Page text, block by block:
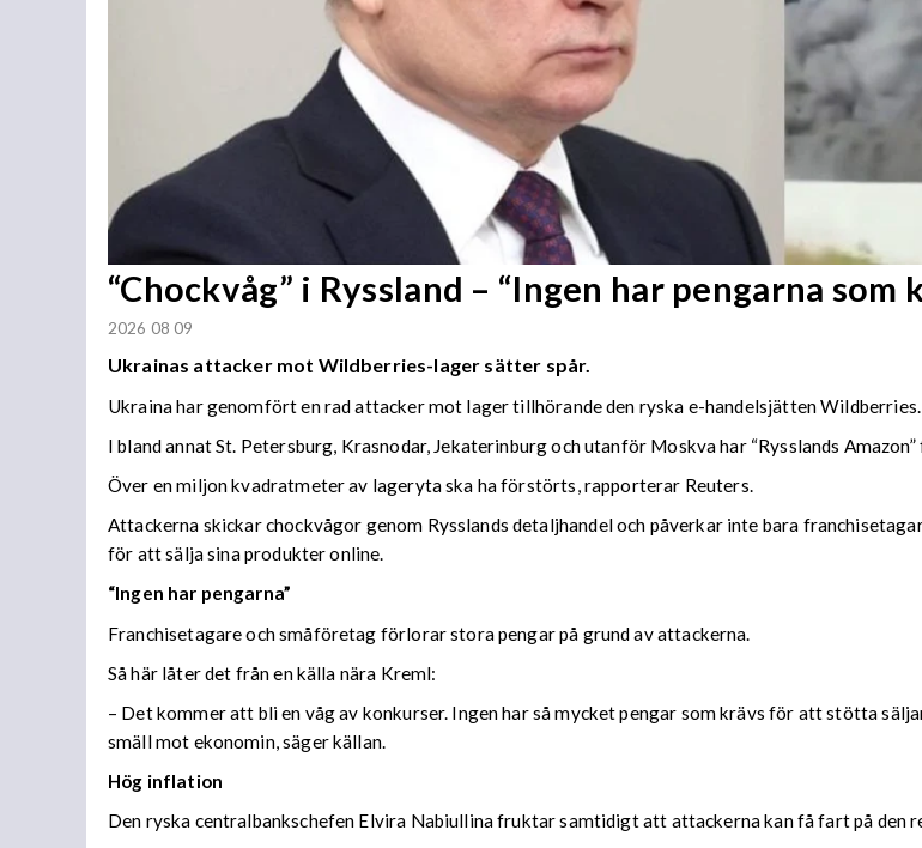
“Chockvåg” i Ryssland – “Ingen har pengarna som
2026 08 09
Ukrainas attacker mot Wildberries-lager sätter spår.
Ukraina har genomfört en rad attacker mot lager tillhörande den ryska e-handelsjätten Wildberries.
I bland annat St. Petersburg, Krasnodar, Jekaterinburg och utanför Moskva har “Rysslands
Över en miljon kvadratmeter av lageryta ska ha förstörts, rapporterar Reuters.
Attackerna skickar chockvågor genom Rysslands detaljhandel och påverkar inte bara
för att sälja sina produkter online.
“Ingen har pengarna”
Franchisetagare och småföretag förlorar stora pengar på grund av attackerna.
Så här låter det från en källa nära Kreml:
– Det kommer att bli en våg av konkurser. Ingen har så mycket pengar som krävs för att stötta
smäll mot ekonomin, säger källan.
Hög inflation
Den ryska centralbankschefen Elvira Nabiullina fruktar samtidigt att attackerna kan få fart på den